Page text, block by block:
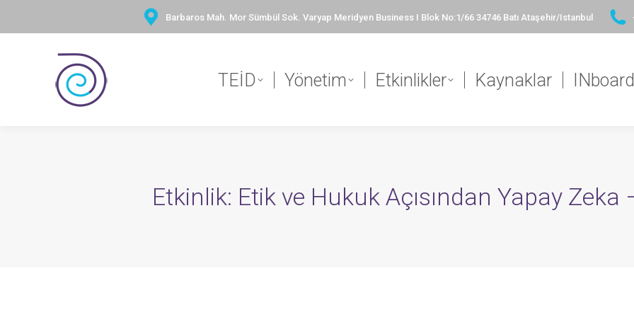
Barbaros Mah. Mor Sümbül Sok. Varyap Meridyen Business I Blok No:1/66 34746 Batı Ataşehir/Istanbul
TEİD Yönetim Etkinlikler Kaynaklar INboard
Etkinlik: Etik ve Hukuk Açısından Yapay Zeka